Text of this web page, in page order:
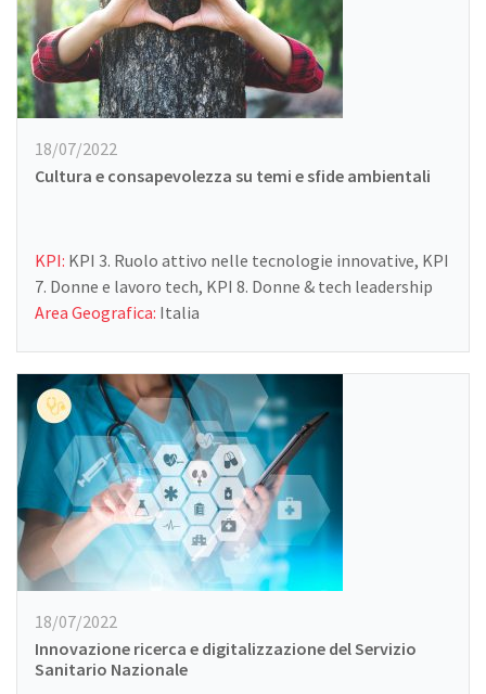
18/07/2022
Cultura e consapevolezza su temi e sfide ambientali
KPI: KPI 3. Ruolo attivo nelle tecnologie innovative, KPI
7. Donne e lavoro tech, KPI 8. Donne & tech leadership
Area Geografica: Italia
18/07/2022
Innovazione ricerca e digitalizzazione del Servizio
Sanitario Nazionale